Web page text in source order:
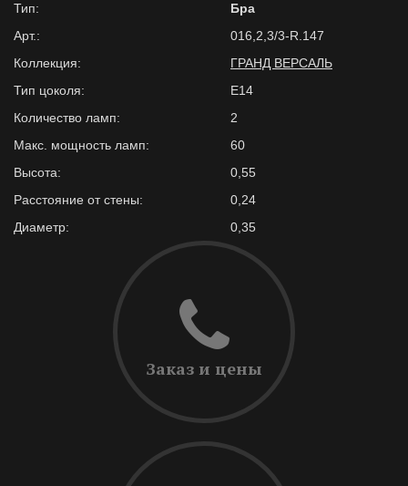
Тип:
Бра
Арт.:
016,2,3/3-R.147
Коллекция:
ГРАНД ВЕРСАЛЬ
Тип цоколя:
Е14
Количество ламп:
2
Макс. мощность ламп:
60
Высота:
0,55
Расстояние от стены:
0,24
Диаметр:
0,35
Заказ и цены